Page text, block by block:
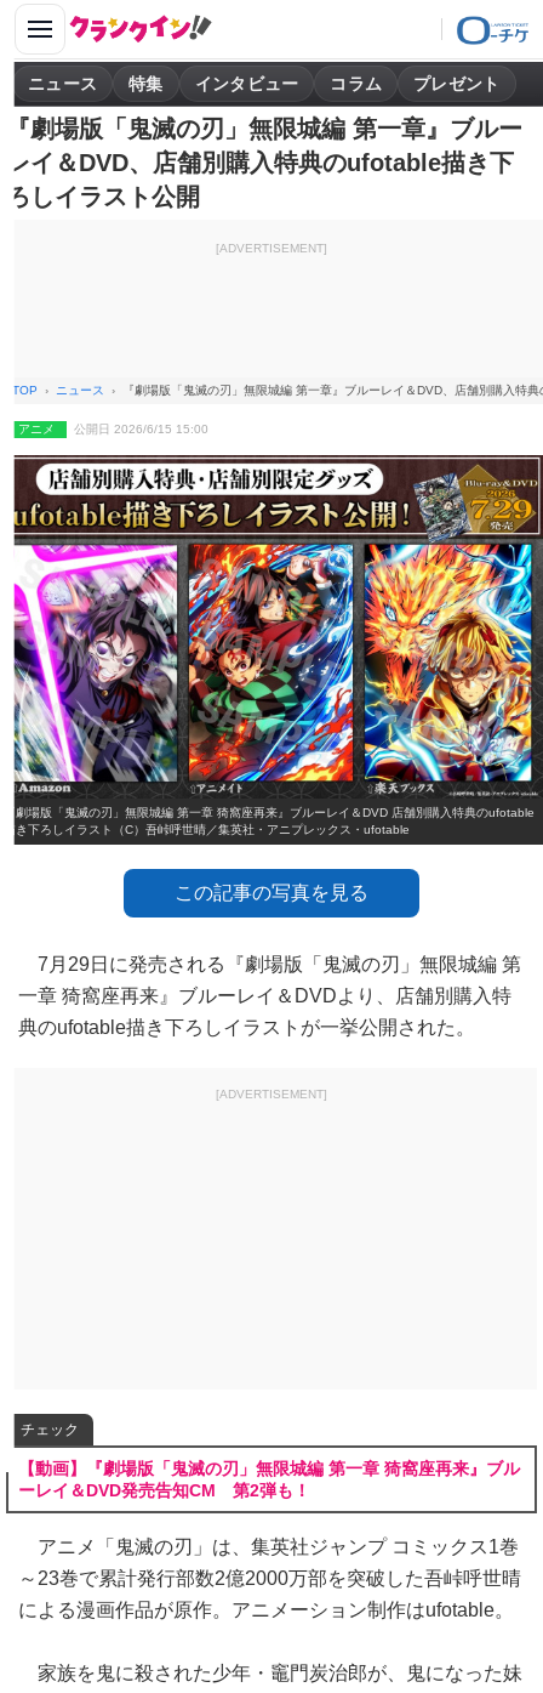
ニュース 特集 インタビュー コラム プレゼント
『劇場版「鬼滅の刃」無限城編 第一章』ブルー
レイ＆DVD、店舗別購入特典のufotable描き下
ろしイラスト公開
[ADVERTISEMENT]
TOP ニュース 『劇場版「鬼滅の刃」無限城編 第一章』ブルーレイ＆DVD、店舗別購入特
アニメ 公開日 2026/6/15 15:00
『劇場版「鬼滅の刃」無限城編 第一章 猗窩座再来』ブルーレイ＆DVD 店舗別購入特典のufotable
描き下ろしイラスト（C）吾峠呼世晴／集英社・アニプレックス・ufotable
この記事の写真を見る
7月29日に発売される『劇場版「鬼滅の刃」無限城編 第
一章 猗窩座再来』ブルーレイ＆DVDより、店舗別購入特
典のufotable描き下ろしイラストが一挙公開された。
[ADVERTISEMENT]
チェック
【動画】『劇場版「鬼滅の刃」無限城編 第一章 猗窩座再来』ブル
ーレイ＆DVD発売告知CM 第2弾も！
アニメ「鬼滅の刃」は、集英社ジャンプ コミックス1巻
～23巻で累計発行部数2億2000万部を突破した吾峠呼世晴
による漫画作品が原作。アニメーション制作はufotable。
家族を鬼に殺された少年・竈門炭治郎が、鬼になった妹